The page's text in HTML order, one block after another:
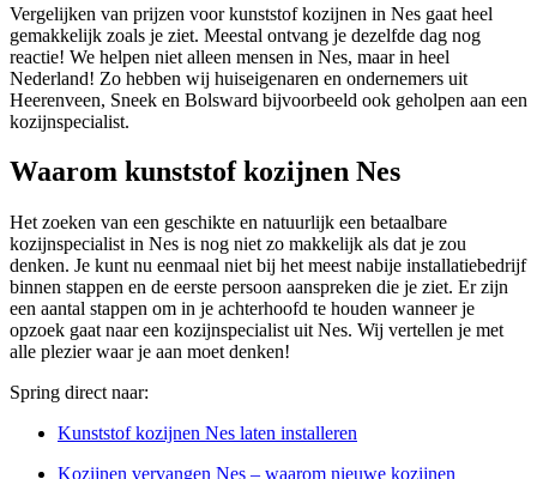
Vergelijken van prijzen voor kunststof kozijnen in Nes gaat heel
gemakkelijk zoals je ziet. Meestal ontvang je dezelfde dag nog
reactie! We helpen niet alleen mensen in Nes, maar in heel
Nederland! Zo hebben wij huiseigenaren en ondernemers uit
Heerenveen, Sneek en Bolsward bijvoorbeeld ook geholpen aan een
kozijnspecialist.
Waarom kunststof kozijnen Nes
Het zoeken van een geschikte en natuurlijk een betaalbare
kozijnspecialist in Nes is nog niet zo makkelijk als dat je zou
denken. Je kunt nu eenmaal niet bij het meest nabije installatiebedrijf
binnen stappen en de eerste persoon aanspreken die je ziet. Er zijn
een aantal stappen om in je achterhoofd te houden wanneer je
opzoek gaat naar een kozijnspecialist uit Nes. Wij vertellen je met
alle plezier waar je aan moet denken!
Spring direct naar:
Kunststof kozijnen Nes laten installeren
Kozijnen vervangen Nes – waarom nieuwe kozijnen